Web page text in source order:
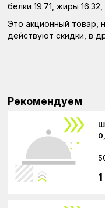
белки 19.71, жиры 16.32,
Это акционный товар,
действуют скидки, в
Рекомендуем